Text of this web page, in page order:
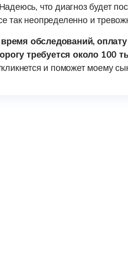
что диагноз будет
так неопределенно и
обследований, оплату
требуется около 100
и поможет моему